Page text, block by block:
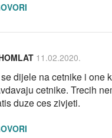
11.02.2020.
dijele na cetnike i one
cetnike. Trecih
duze ces zivjeti.